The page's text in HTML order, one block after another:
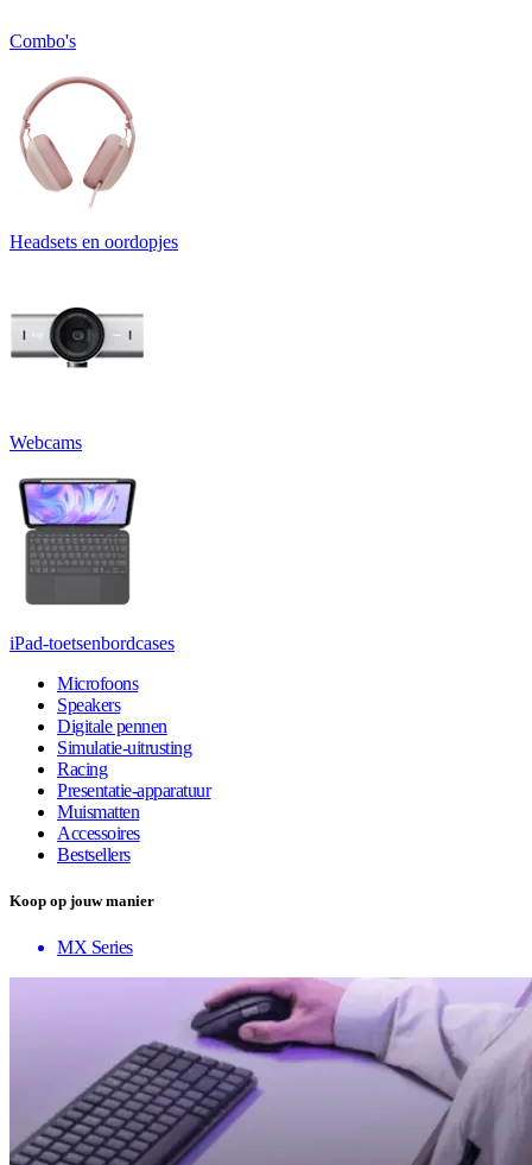
Combo's
Headsets en oordopjes
Webcams
iPad-toetsenbordcases
Microfoons
Speakers
Digitale pennen
Simulatie-uitrusting
Racing
Presentatie-apparatuur
Muismatten
Accessoires
Bestsellers
Koop op jouw manier
MX Series